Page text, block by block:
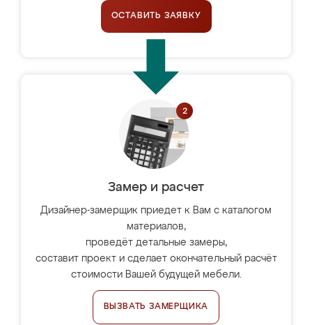
ОСТАВИТЬ ЗАЯВКУ
Замер и расчет
Дизайнер-замерщик приедет к Вам с каталогом
материалов,
проведёт детальные замеры,
составит проект и сделает окончательный расчёт
стоимости Вашей будущей мебели.
ВЫЗВАТЬ ЗАМЕРЩИКА